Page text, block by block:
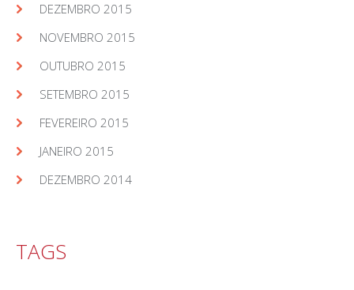
DEZEMBRO 2015
NOVEMBRO 2015
OUTUBRO 2015
SETEMBRO 2015
FEVEREIRO 2015
JANEIRO 2015
DEZEMBRO 2014
TAGS